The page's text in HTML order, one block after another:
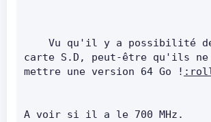
carte S.D, peut-être qu'ils ne
mettre une version 64 Go !
A voir si il a le 700 MHz.